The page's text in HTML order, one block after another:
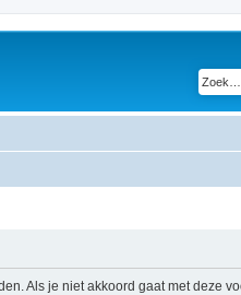
Als je niet akkoord gaat met deze